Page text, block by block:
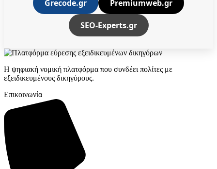
Grecode.gr Premiumweb.gr
SEO-Experts.gr
Η ψηφιακή νομική πλατφόρμα που συνδέει πολίτες με
εξειδικευμένους δικηγόρους.
Επικοινωνία